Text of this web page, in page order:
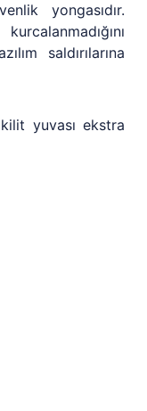
yongasıdır.
saldırılarına
yuvası ekstra